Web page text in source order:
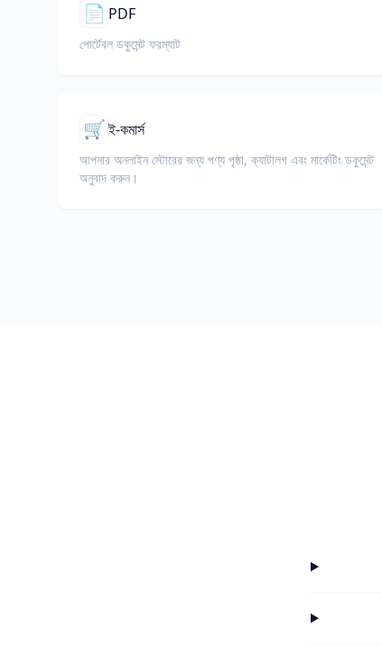
📄 PDF
পোর্টেবল ডকুমেন্ট ফরম্যাট
🛒ই-কমার্স
আপনার অনলাইন স্টোরের জন্য পণ্য পৃষ্ঠা, ক্যাটালগ এবং মার্কেটিং ডকুমেন্ট
অনুবাদ করুন।